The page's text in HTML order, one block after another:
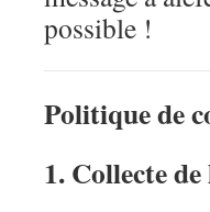
possible !
Politique de
1. Collecte